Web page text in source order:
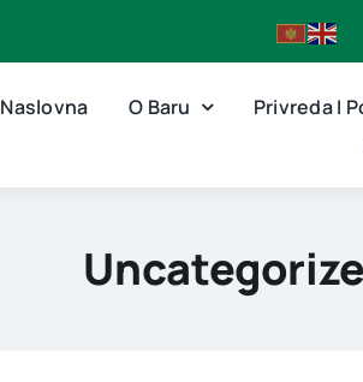
Naslovna O Baru Privreda I